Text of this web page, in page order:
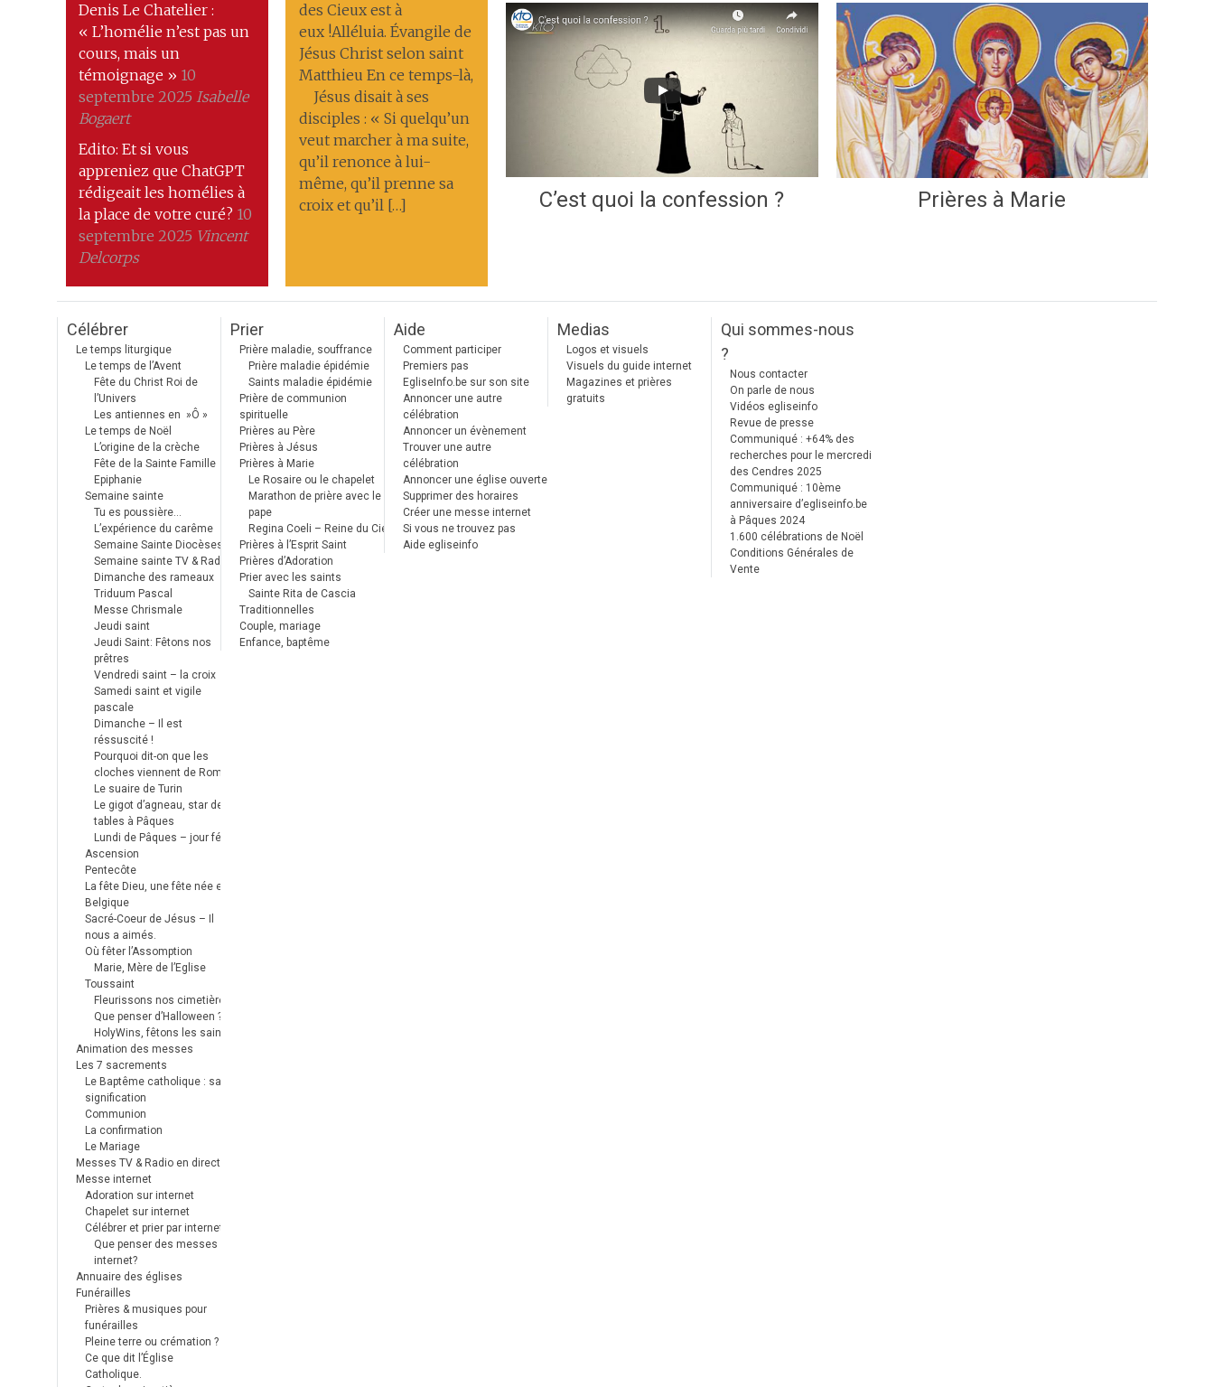
Denis Le Chatelier :
« L’homélie n’est pas un
cours, mais un
témoignage » 10
septembre 2025 Isabelle
Bogaert
Edito: Et si vous
appreniez que ChatGPT
rédigeait les homélies à
la place de votre curé? 10
septembre 2025 Vincent
Delcorps
des Cieux est à
eux !Alléluia. Évangile de
Jésus Christ selon saint
Matthieu En ce temps-là,
Jésus disait à ses
disciples : « Si quelqu’un
veut marcher à ma suite,
qu’il renonce à lui-
même, qu’il prenne sa
croix et qu’il […]
C’est quoi la confession ? Prières à Marie
Célébrer
Le temps liturgique
Le temps de l’Avent
Fête du Christ Roi de
l’Univers
Les antiennes en »Ô »
Le temps de Noël
L’origine de la crèche
Fête de la Sainte Famille
Epiphanie
Semaine sainte
Tu es poussière…
L’expérience du carême
Semaine Sainte Diocèses
Semaine sainte TV & Radio
Dimanche des rameaux
Triduum Pascal
Messe Chrismale
Jeudi saint
Jeudi Saint: Fêtons nos
prêtres
Vendredi saint – la croix
Samedi saint et vigile
pascale
Dimanche – Il est
réssuscité !
Pourquoi dit-on que les
cloches viennent de Rome ?
Le suaire de Turin
Le gigot d’agneau, star des
tables à Pâques
Lundi de Pâques – jour férié
Ascension
Pentecôte
La fête Dieu, une fête née en
Belgique
Sacré-Coeur de Jésus – Il
nous a aimés.
Où fêter l’Assomption
Marie, Mère de l’Eglise
Toussaint
Fleurissons nos cimetières
Que penser d’Halloween ?
HolyWins, fêtons les saints !
Animation des messes
Les 7 sacrements
Le Baptême catholique : sa
signification
Communion
La confirmation
Le Mariage
Messes TV & Radio en direct
Messe internet
Adoration sur internet
Chapelet sur internet
Célébrer et prier par internet
Que penser des messes
internet?
Annuaire des églises
Funérailles
Prières & musiques pour
funérailles
Pleine terre ou crémation ?
Ce que dit l’Église
Catholique.
Prier
Prière maladie, souffrance
Prière maladie épidémie
Saints maladie épidémie
Prière de communion
spirituelle
Prières au Père
Prières à Jésus
Prières à Marie
Le Rosaire ou le chapelet
Marathon de prière avec le
pape
Regina Coeli – Reine du Ciel
Prières à l’Esprit Saint
Prières d’Adoration
Prier avec les saints
Sainte Rita de Cascia
Traditionnelles
Couple, mariage
Enfance, baptême
Aide
Comment participer
Premiers pas
EgliseInfo.be sur son site
Annoncer une autre
célébration
Annoncer un évènement
Trouver une autre
célébration
Annoncer une église ouverte
Supprimer des horaires
Créer une messe internet
Si vous ne trouvez pas
Aide egliseinfo
Medias
Logos et visuels
Visuels du guide internet
Magazines et prières
gratuits
Qui sommes-nous
?
Nous contacter
On parle de nous
Vidéos egliseinfo
Revue de presse
Communiqué : +64% des
recherches pour le mercredi
des Cendres 2025
Communiqué : 10ème
anniversaire d’egliseinfo.be
à Pâques 2024
1.600 célébrations de Noël
Conditions Générales de
Vente